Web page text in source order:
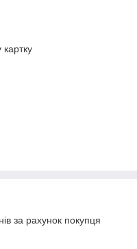
за рахунок покупця